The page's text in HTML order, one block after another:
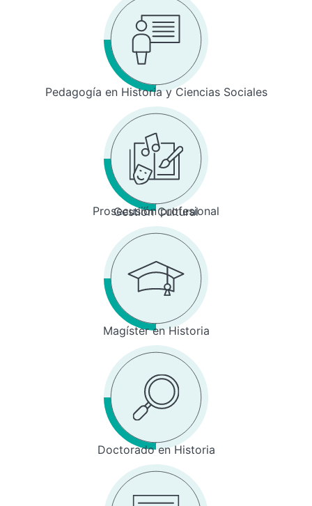
Pedagogía en Historia y Ciencias Sociales
Prosecusión profesional
Gestión Cultural
Magíster en Historia
Doctorado en Historia